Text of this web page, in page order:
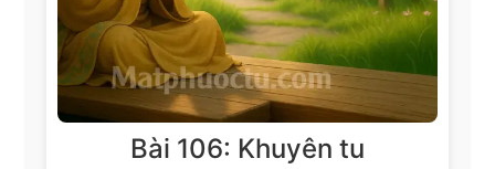
Bài 106: Khuyên tu